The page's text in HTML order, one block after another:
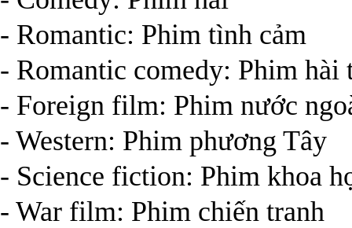
- Romantic: Phim tình cảm
- Romantic comedy: Phim hài
- Foreign film: Phim nước
- Western: Phim phương Tây
- Science fiction: Phim khoa
- War film: Phim chiến tranh